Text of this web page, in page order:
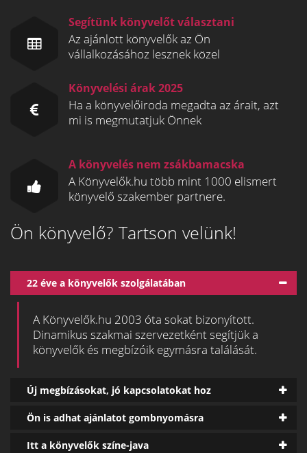
Segítünk könyvelőt választani
Az ajánlott könyvelők az Ön
vállalkozásához lesznek közel
Könyvelési árak 2025
Ha a könyvelőiroda megadta az árait, azt
mi is megmutatjuk Önnek
A könyvelés nem zsákbamacska
A Könyvelők.hu több mint 1000 elismert
könyvelő szakember partnere.
Ön könyvelő? Tartson velünk!
22 éve a könyvelők szolgálatában
A Könyvelők.hu 2003 óta sokat bizonyított.
Dinamikus szakmai szervezetként segítjük a
könyvelők és megbízóik egymásra találását.
Új megbízásokat, jó kapcsolatokat hoz
Ön is adhat ajánlatot gombnyomásra
Itt a könyvelők színe-java